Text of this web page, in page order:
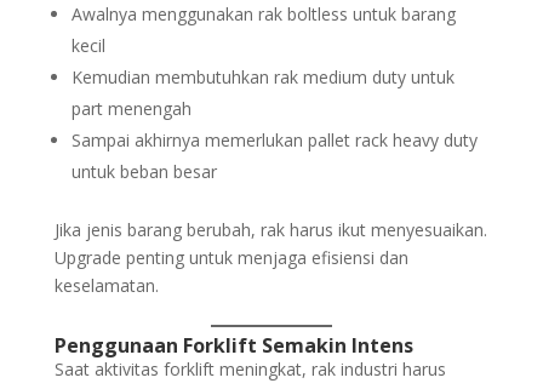
Awalnya menggunakan rak boltless untuk barang
kecil
Kemudian membutuhkan rak medium duty untuk
part menengah
Sampai akhirnya memerlukan pallet rack heavy duty
untuk beban besar
Jika jenis barang berubah, rak harus ikut menyesuaikan.
Upgrade penting untuk menjaga efisiensi dan
keselamatan.
Penggunaan Forklift Semakin Intens
Saat aktivitas forklift meningkat, rak industri harus